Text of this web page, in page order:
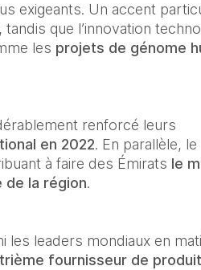
exigeants. Un accent
que l’innovation
les projets de génome
renforcé leurs
en 2022. En parallèle, le
à faire des Émirats le
de la région.
leaders mondiaux en
fournisseur de